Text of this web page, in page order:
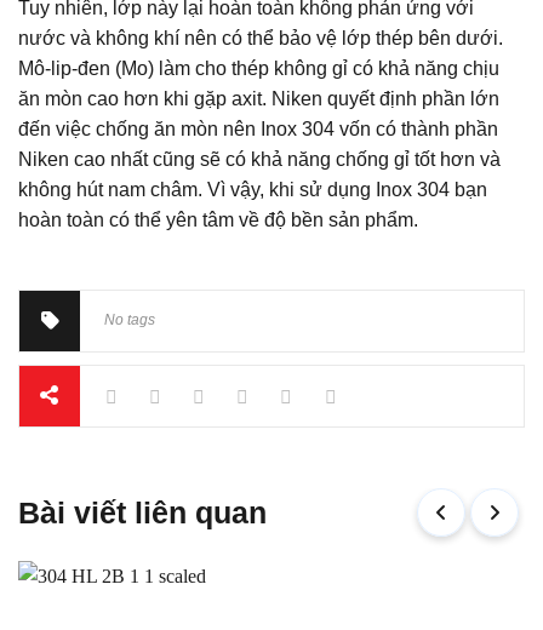
Tuy nhiên, lớp này lại hoàn toàn không phản ứng với
nước và không khí nên có thể bảo vệ lớp thép bên dưới.
Mô-lip-đen (Mo) làm cho thép không gỉ có khả năng chịu
ăn mòn cao hơn khi gặp axit. Niken quyết định phần lớn
đến việc chống ăn mòn nên Inox 304 vốn có thành phần
Niken cao nhất cũng sẽ có khả năng chống gỉ tốt hơn và
không hút nam châm. Vì vậy, khi sử dụng Inox 304 bạn
hoàn toàn có thể yên tâm về độ bền sản phẩm.
No tags
Bài viết liên quan